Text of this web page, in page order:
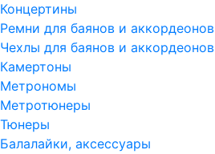
Концертины
Ремни для баянов и аккордеонов
Чехлы для баянов и аккордеонов
Камертоны
Метрономы
Метротюнеры
Тюнеры
Балалайки, аксессуары